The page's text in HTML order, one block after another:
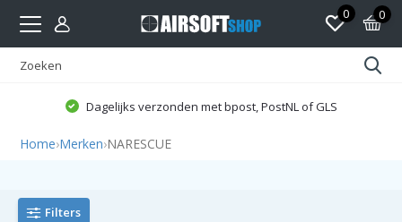
0 0
Dagelijks verzonden met bpost, PostNL of GLS
Home›Merken›NARESCUE
Filters